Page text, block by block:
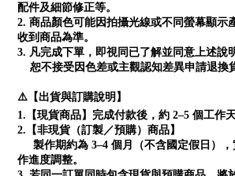
配件及細節修正等。
2. 商品顏色可能因拍攝光線或不同螢幕顯示
收到商品為準。
3. 凡完成下單，即視同已了解並同意上述說
恕不接受因色差或主觀認知差異申請退換
⚠️【出貨與訂購說明】
1.【現貨商品】完成付款後，約 2–5 個工作
2.【非現貨（訂製／預購）商品】
製作期約為 3–4 個月（不含國定假日），
作進度調整。